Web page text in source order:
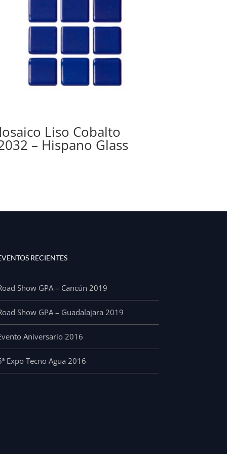
Liso Cobalto
– Hispano Glass
RECIENTES
Show GPA – Cancún 2019
Show GPA – Guadalajara 2019
Aniversario 2016
Expo Tecno Agua 2016